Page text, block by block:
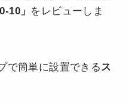
10」 をレビューしま
で簡単に設置できるス